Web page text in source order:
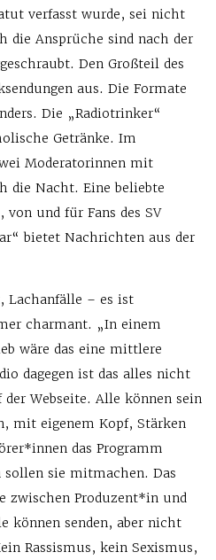
verfasst wurde, sei nicht
die Ansprüche sind nach der
Den Großteil des
aus. Die Formate
Die „Radiotrinker“
Getränke. Im
Moderatorinnen mit
die Nacht. Eine beliebte
von und für Fans des SV
bietet Nachrichten aus der
Lachanfälle – es ist
charmant. „In einem
wäre das eine mittlere
dagegen ist das alles nicht
Webseite. Alle können sein
mit eigenem Kopf, Stärken
das Programm
sie mitmachen. Das
zwischen Produzent*in und
können senden, aber nicht
Rassismus, kein Sexismus,